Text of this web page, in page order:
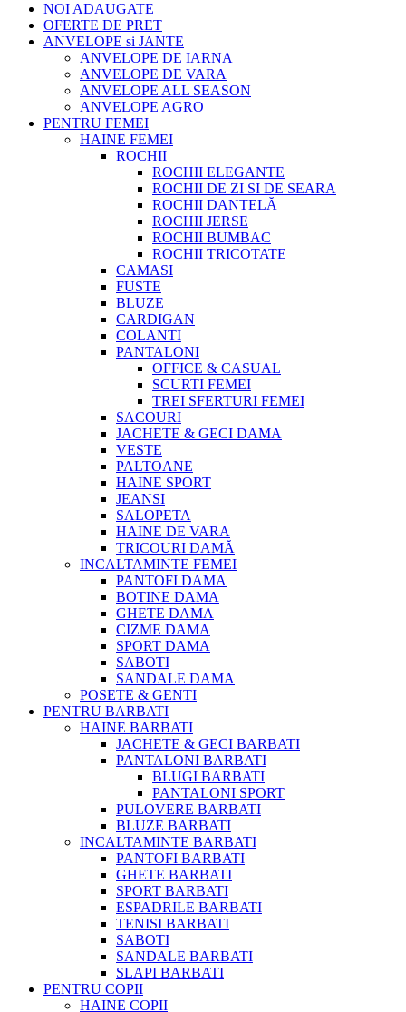
NOI ADAUGATE
OFERTE DE PRET
ANVELOPE si JANTE
ANVELOPE DE IARNA
ANVELOPE DE VARA
ANVELOPE ALL SEASON
ANVELOPE AGRO
PENTRU FEMEI
HAINE FEMEI
ROCHII
ROCHII ELEGANTE
ROCHII DE ZI SI DE SEARA
ROCHII DANTELĂ
ROCHII JERSE
ROCHII BUMBAC
ROCHII TRICOTATE
CAMASI
FUSTE
BLUZE
CARDIGAN
COLANTI
PANTALONI
OFFICE & CASUAL
SCURTI FEMEI
TREI SFERTURI FEMEI
SACOURI
JACHETE & GECI DAMA
VESTE
PALTOANE
HAINE SPORT
JEANSI
SALOPETA
HAINE DE VARA
TRICOURI DAMĂ
INCALTAMINTE FEMEI
PANTOFI DAMA
BOTINE DAMA
GHETE DAMA
CIZME DAMA
SPORT DAMA
SABOTI
SANDALE DAMA
POSETE & GENTI
PENTRU BARBATI
HAINE BARBATI
JACHETE & GECI BARBATI
PANTALONI BARBATI
BLUGI BARBATI
PANTALONI SPORT
PULOVERE BARBATI
BLUZE BARBATI
INCALTAMINTE BARBATI
PANTOFI BARBATI
GHETE BARBATI
SPORT BARBATI
ESPADRILE BARBATI
TENISI BARBATI
SABOTI
SANDALE BARBATI
SLAPI BARBATI
PENTRU COPII
HAINE COPII